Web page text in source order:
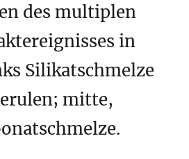
des multiplen
in
Silikatschmelze
mitte,